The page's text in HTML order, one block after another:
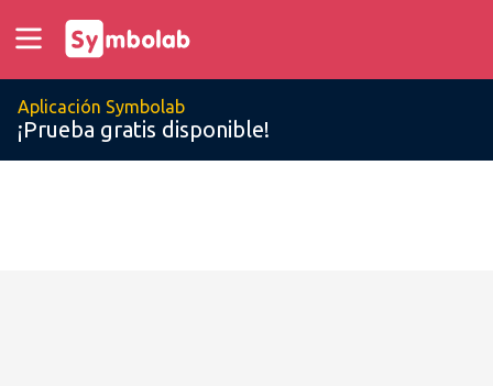
Aplicación Symbolab
¡Prueba gratis disponible!